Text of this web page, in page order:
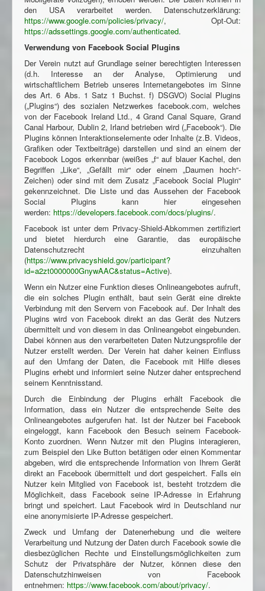
den USA verarbeitet werden. Datenschutzerklärung:
https://www.google.com/policies/privacy/, Opt-Out:
https://adssettings.google.com/authenticated.
Verwendung von Facebook Social Plugins
Der Verein nutzt auf Grundlage seiner berechtigten Interessen
(d.h. Interesse an der Analyse, Optimierung und
wirtschaftlichem Betrieb unseres Internetangebotes im Sinne
des Art. 6 Abs. 1 Satz 1 Buchst. f) DSGVO) Social Plugins
(„Plugins“) des sozialen Netzwerkes facebook.com, welches
von der Facebook Ireland Ltd., 4 Grand Canal Square, Grand
Canal Harbour, Dublin 2, Irland betrieben wird („Facebook“). Die
Plugins können Interaktionselemente oder Inhalte (z.B. Videos,
Grafiken oder Textbeiträge) darstellen und sind an einem der
Facebook Logos erkennbar (weißes „f“ auf blauer Kachel, den
Begriffen „Like“, „Gefällt mir“ oder einem „Daumen hoch“-
Zeichen) oder sind mit dem Zusatz „Facebook Social Plugin“
gekennzeichnet. Die Liste und das Aussehen der Facebook
Social Plugins kann hier eingesehen
werden: https://developers.facebook.com/docs/plugins/.
Facebook ist unter dem Privacy-Shield-Abkommen zertifiziert
und bietet hierdurch eine Garantie, das europäische
Datenschutzrecht einzuhalten
(https://www.privacyshield.gov/participant?
id=a2zt0000000GnywAAC&status=Active).
Wenn ein Nutzer eine Funktion dieses Onlineangebotes aufruft,
die ein solches Plugin enthält, baut sein Gerät eine direkte
Verbindung mit den Servern von Facebook auf. Der Inhalt des
Plugins wird von Facebook direkt an das Gerät des Nutzers
übermittelt und von diesem in das Onlineangebot eingebunden.
Dabei können aus den verarbeiteten Daten Nutzungsprofile der
Nutzer erstellt werden. Der Verein hat daher keinen Einfluss
auf den Umfang der Daten, die Facebook mit Hilfe dieses
Plugins erhebt und informiert seine Nutzer daher entsprechend
seinem Kenntnisstand.
Durch die Einbindung der Plugins erhält Facebook die
Information, dass ein Nutzer die entsprechende Seite des
Onlineangebotes aufgerufen hat. Ist der Nutzer bei Facebook
eingeloggt, kann Facebook den Besuch seinem Facebook-
Konto zuordnen. Wenn Nutzer mit den Plugins interagieren,
zum Beispiel den Like Button betätigen oder einen Kommentar
abgeben, wird die entsprechende Information von Ihrem Gerät
direkt an Facebook übermittelt und dort gespeichert. Falls ein
Nutzer kein Mitglied von Facebook ist, besteht trotzdem die
Möglichkeit, dass Facebook seine IP-Adresse in Erfahrung
bringt und speichert. Laut Facebook wird in Deutschland nur
eine anonymisierte IP-Adresse gespeichert.
Zweck und Umfang der Datenerhebung und die weitere
Verarbeitung und Nutzung der Daten durch Facebook sowie die
diesbezüglichen Rechte und Einstellungsmöglichkeiten zum
Schutz der Privatsphäre der Nutzer, können diese den
Datenschutzhinweisen von Facebook
entnehmen: https://www.facebook.com/about/privacy/.